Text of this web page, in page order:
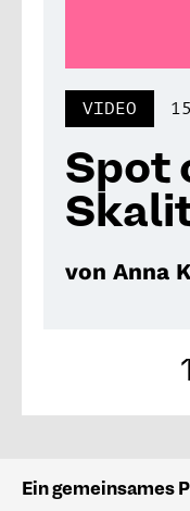
VIDEO
Spot
von Anna
1
Ein gemeinsames